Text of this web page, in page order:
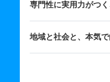
専門性に実用力がつ
地域と社会と、本気